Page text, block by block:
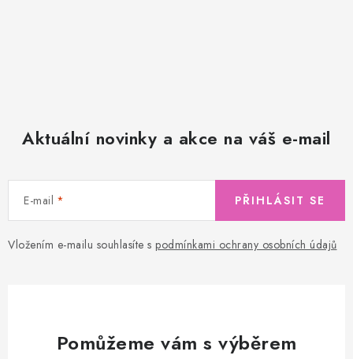
Aktuální novinky a akce na váš e-mail
E-mail
Vložením e-mailu souhlasíte s podmínkami ochrany osobních údajů
PŘIHLÁSIT SE
Pomůžeme vám s výběrem